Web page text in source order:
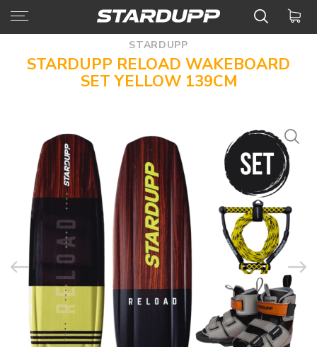
STARDUPP
STARDUPP RELOAD WAKEBOARD
SET YELLOW 139CM